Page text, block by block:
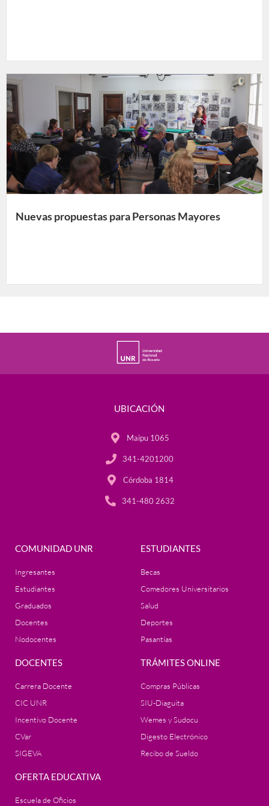
Nuevas propuestas para Personas Mayores
UBICACIÓN
Maipu 1065
341-4201200
Córdoba 1814
341-480 2632
COMUNIDAD UNR
Ingresantes
Estudiantes
Graduados
Docentes
Nodocentes
ESTUDIANTES
Becas
Comedores Universitarios
Salud
Deportes
Pasantías
DOCENTES
Carrera Docente
CIC UNR
Incentivo Docente
CVar
SIGEVA
TRÁMITES ONLINE
Compras Públicas
SIU-Diaguita
Wemes y Sudocu
Digesto Electrónico
Recibo de Sueldo
OFERTA EDUCATIVA
Escuela de Oficios